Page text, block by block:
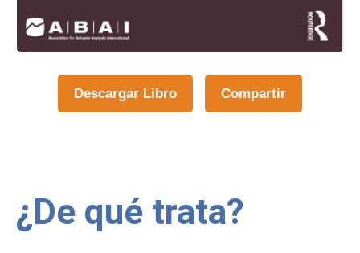
Descargar Libro Compartir
¿De qué trata?